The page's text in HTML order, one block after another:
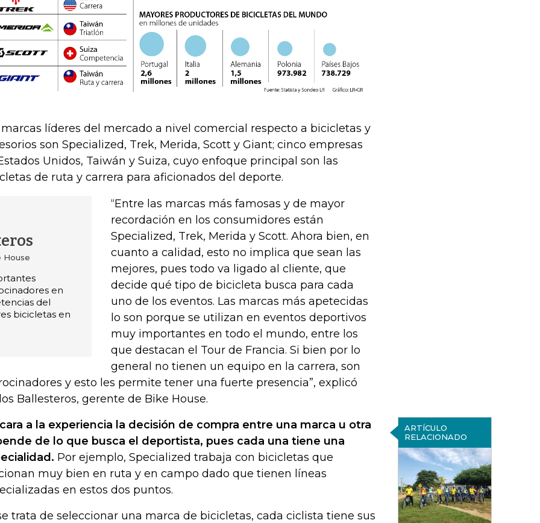
marcas líderes del mercado a nivel comercial respecto a bicicletas y
son Specialized, Trek, Merida, Scott y Giant; cinco empresas
Unidos, Taiwán y Suiza, cuyo enfoque principal son las
de ruta y carrera para aficionados del deporte.
House
en
del
bicicletas en
“Entre las marcas más famosas y de mayor
recordación en los consumidores están
Specialized, Trek, Merida y Scott. Ahora bien, en
cuanto a calidad, esto no implica que sean las
mejores, pues todo va ligado al cliente, que
decide qué tipo de bicicleta busca para cada
uno de los eventos. Las marcas más apetecidas
lo son porque se utilizan en eventos deportivos
muy importantes en todo el mundo, entre los
que destacan el Tour de Francia. Si bien por lo
general no tienen un equipo en la carrera, son
y esto les permite tener una fuerte presencia”, explicó
Ballesteros, gerente de Bike House.
ARTÍCULO
RELACIONADO
a la experiencia la decisión de compra entre una marca u otra
de lo que busca el deportista, pues cada una tiene una
Por ejemplo, Specialized trabaja con bicicletas que
muy bien en ruta y en campo dado que tienen líneas
en estos dos puntos.
trata de seleccionar una marca de bicicletas, cada ciclista tiene sus